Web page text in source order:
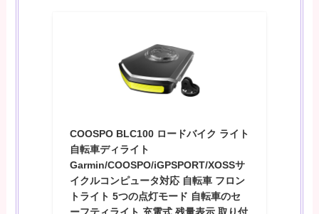
COOSPO BLC100 ロードバイク ライト
自転車ディライト
Garmin/COOSPO/iGPSPORT/XOSSサ
イクルコンピュータ対応 自転車 フロン
トライト 5つの点灯モード 自転車のセ